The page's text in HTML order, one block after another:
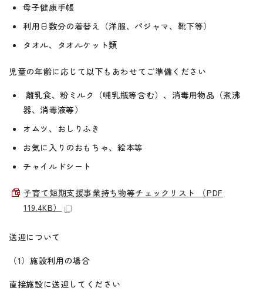
母子健康手帳
利用日数分の着替え（洋服、パジャマ、靴下等）
タオル、タオルケット類
児童の年齢に応じて以下もあわせてご準備ください
離乳食、粉ミルク（哺乳瓶等含む）、消毒用物品（煮沸
器、消毒液等）
オムツ、おしりふき
お気に入りのおもちゃ、絵本等
チャイルドシート
子育て短期支援事業持ち物等チェックリスト （PDF
119.4KB）
送迎について
（1）施設利用の場合
直接施設に送迎してください